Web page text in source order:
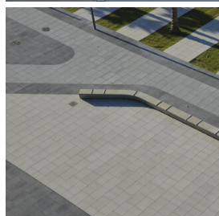
Zaha Hadid Architects, London
BAUHERR:
Archives départementales de l'Herault
WEITERE VERWENDETE
CD 3107